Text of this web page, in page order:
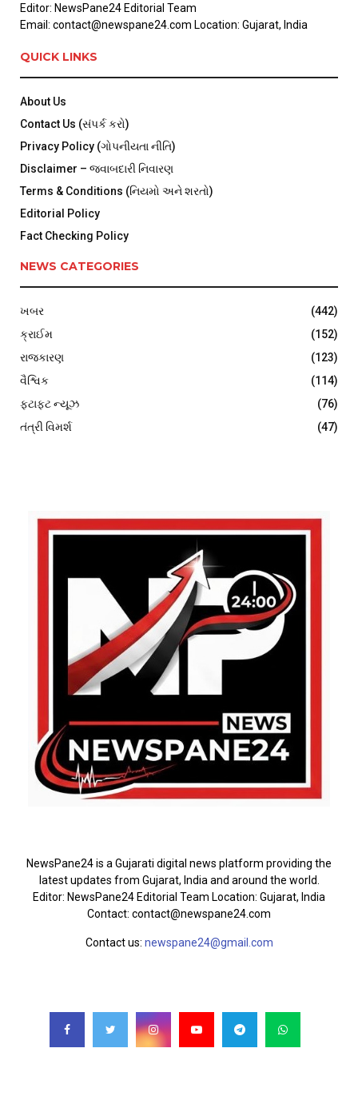
Editor: NewsPane24 Editorial Team
Email: contact@newspane24.com Location: Gujarat, India
QUICK LINKS
About Us
Contact Us (સંપર્ક કરો)
Privacy Policy (ગોપનીયતા નીતિ)
Disclaimer – જવાબદારી નિવારણ
Terms & Conditions (નિયમો અને શરતો)
Editorial Policy
Fact Checking Policy
NEWS CATEGORIES
ખબર
(442)
ક્રાઈમ
(152)
રાજકારણ
(123)
વૈશ્વિક
(114)
ફટાફટ ન્યૂઝ
(76)
તંત્રી વિમર્શ
(47)
NewsPane24 is a Gujarati digital news platform providing the
latest updates from Gujarat, India and around the world.
Editor: NewsPane24 Editorial Team Location: Gujarat, India
Contact: contact@newspane24.com
Contact us: newspane24@gmail.com